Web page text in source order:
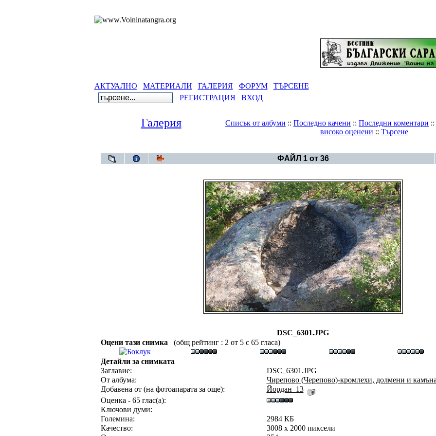
АКТУАЛНО МАТЕРИАЛИ ГАЛЕРИЯ ФОРУМ
ТЪРСЕНЕ
РЕГИСТРАЦИЯ
ВХОД
Галерия Списък от албуми :: Последно качени :: Последни коментари ::
високо оценени :: Търсене
ФАЙЛ 1 от 36
DSC_6301.JPG
Оцени тази снимка
(общ рейтинг : 2 от 5 с 65 гласа)
Детайли за снимката
Заглавие:
DSC_6301.JPG
От албума:
Чирепово (Черепово)-кромлехи, долмени и
Добавена от (на фотоапарата за още):
Йордан_13
Оценка - 65 глас(а):
Ключови думи:
Големина:
2984 КБ
Качество:
3008 x 2000 пиксели